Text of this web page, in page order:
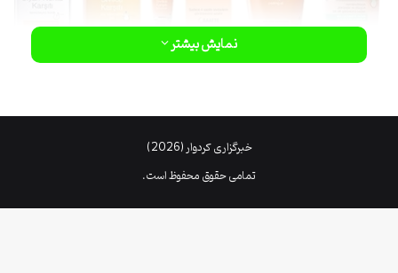
نمایش بیشتر
خبرگزاری کردوار (2026)
تمامی حقوق محفوظ است.